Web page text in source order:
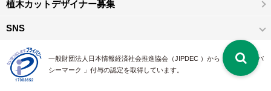
植木カットデザイナー募集
SNS
一般財団法人日本情報経済社会推進協会（JIPDEC ）から 、「 プライバ
シーマーク 」付与の認定を取得しています。